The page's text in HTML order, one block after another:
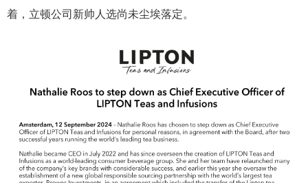
着，立顿公司新帅人选尚未尘埃落定。